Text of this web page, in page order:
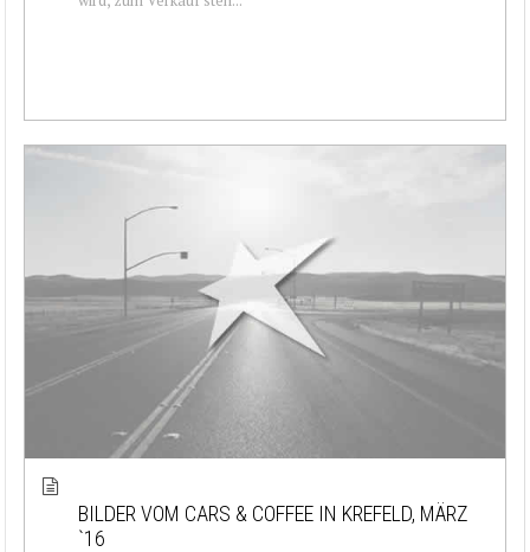
BILDER VOM CARS & COFFEE IN KREFELD, MÄRZ
`16